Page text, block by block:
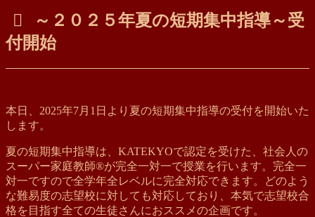
～２０２５年夏の短期集中指導～受
付開始
本日、2025年7月1日より夏の短期集中指導の受付を開始いた
します。
夏の短期集中指導は、KATEKYOで認定を受けた、社会人の
スーパー家庭教師®が完全一対一で授業を行います。完全一
対一ですので全学年全レベルに完全対応できます。どのよう
な難易度の志望校に対しても対応しており、本気で志望校合
格を目指す全ての生徒さんにおススメの企画です。